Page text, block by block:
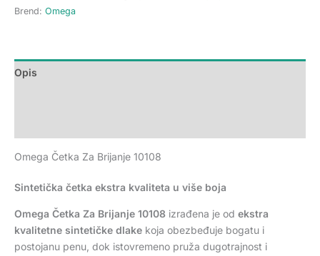
Brend: Omega
Opis
Omega Četka Za Brijanje 10108
Sintetička četka ekstra kvaliteta u više boja
Omega Četka Za Brijanje 10108 izrađena je od ekstra
kvalitetne sintetičke dlake koja obezbeđuje bogatu i
postojanu penu, dok istovremeno pruža dugotrajnost i